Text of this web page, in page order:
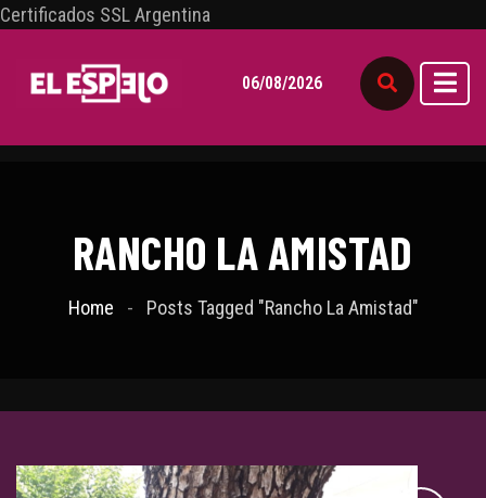
Certificados SSL Argentina
06/08/2026
RANCHO LA AMISTAD
Home Posts Tagged "Rancho La Amistad"